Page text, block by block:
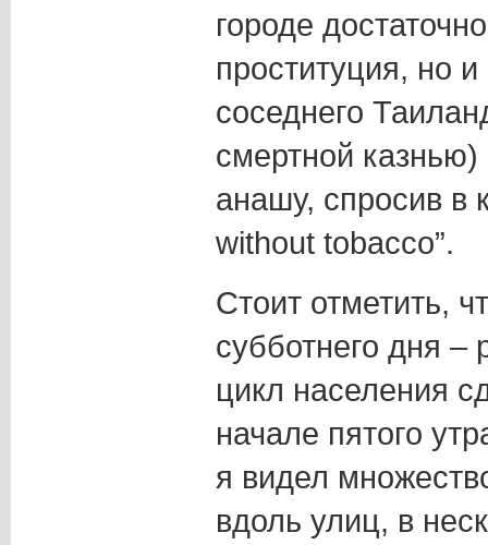
городе
проституция, но
соседнего
смертной
анашу, спросив в
without tobacco”.
Стоит отметить,
субботнего дня –
цикл населения
начале пятого
я видел
вдоль улиц, в